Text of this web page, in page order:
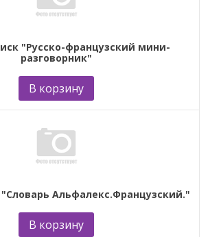
"Русско-французский мини-
разговорник"
В корзину
Альфалекс.Французский."
В корзину